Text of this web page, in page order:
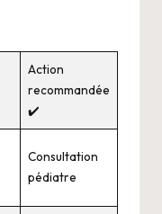
Action
recommandée
✔️
Consultation
pédiatre